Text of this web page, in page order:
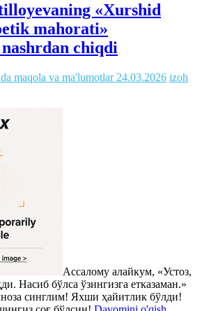
«Xurshid
mahorati»
chiqdi
maqola va ma'lumotlar 24.03.2026 izoh
Ассалому алайкум, «Устоз,
Насиб бўлса ўзингизга етказаман.»
синглим! Яхши ҳайитлик бўлди!